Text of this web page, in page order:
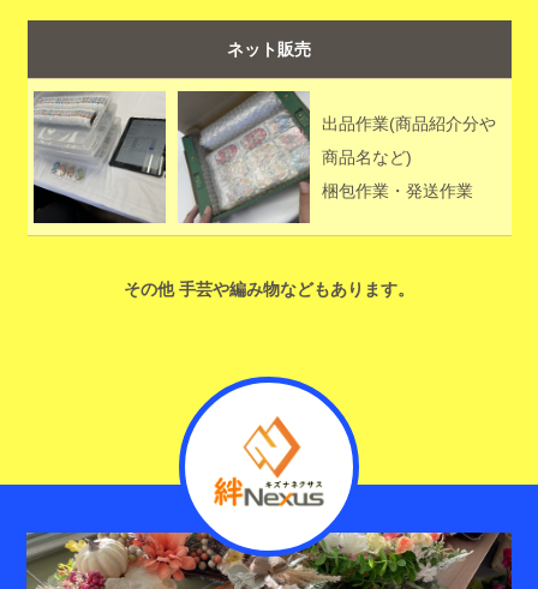
ネット販売
出品作業(商品紹介分や
商品名など)
梱包作業・発送作業
その他 手芸や編み物などもあります。